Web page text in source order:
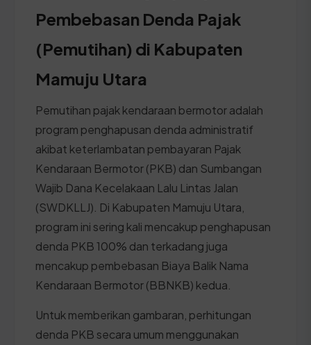
Pembebasan Denda Pajak
(Pemutihan) di Kabupaten
Mamuju Utara
Pemutihan pajak kendaraan bermotor adalah
program penghapusan denda administratif
akibat keterlambatan pembayaran Pajak
Kendaraan Bermotor (PKB) dan Sumbangan
Wajib Dana Kecelakaan Lalu Lintas Jalan
(SWDKLLJ). Di Kabupaten Mamuju Utara,
program ini sering kali mencakup penghapusan
denda PKB 100% dan terkadang juga
mencakup pembebasan Biaya Balik Nama
Kendaraan Bermotor (BBNKB) kedua.
Untuk memberikan gambaran, perhitungan
denda PKB secara umum menggunakan